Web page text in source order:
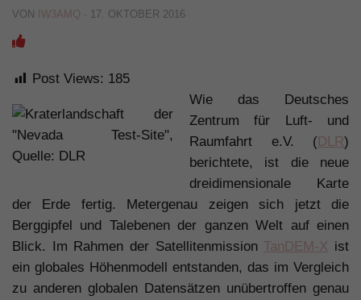
VON IW3AMQ · 17. OKTOBER 2016
Post Views: 185
Wie das Deutsches
Zentrum für Luft- und
Raumfahrt e.V. ( DLR)
berichtete, ist die neue
dreidimensionale Karte
der Erde fertig. Metergenau zeigen sich jetzt die
Berggipfel und Talebenen der ganzen Welt auf einen
Blick. Im Rahmen der Satellitenmission TanDEM-X ist
ein globales Höhenmodell entstanden, das im Vergleich
zu anderen globalen Datensätzen unübertroffen genau